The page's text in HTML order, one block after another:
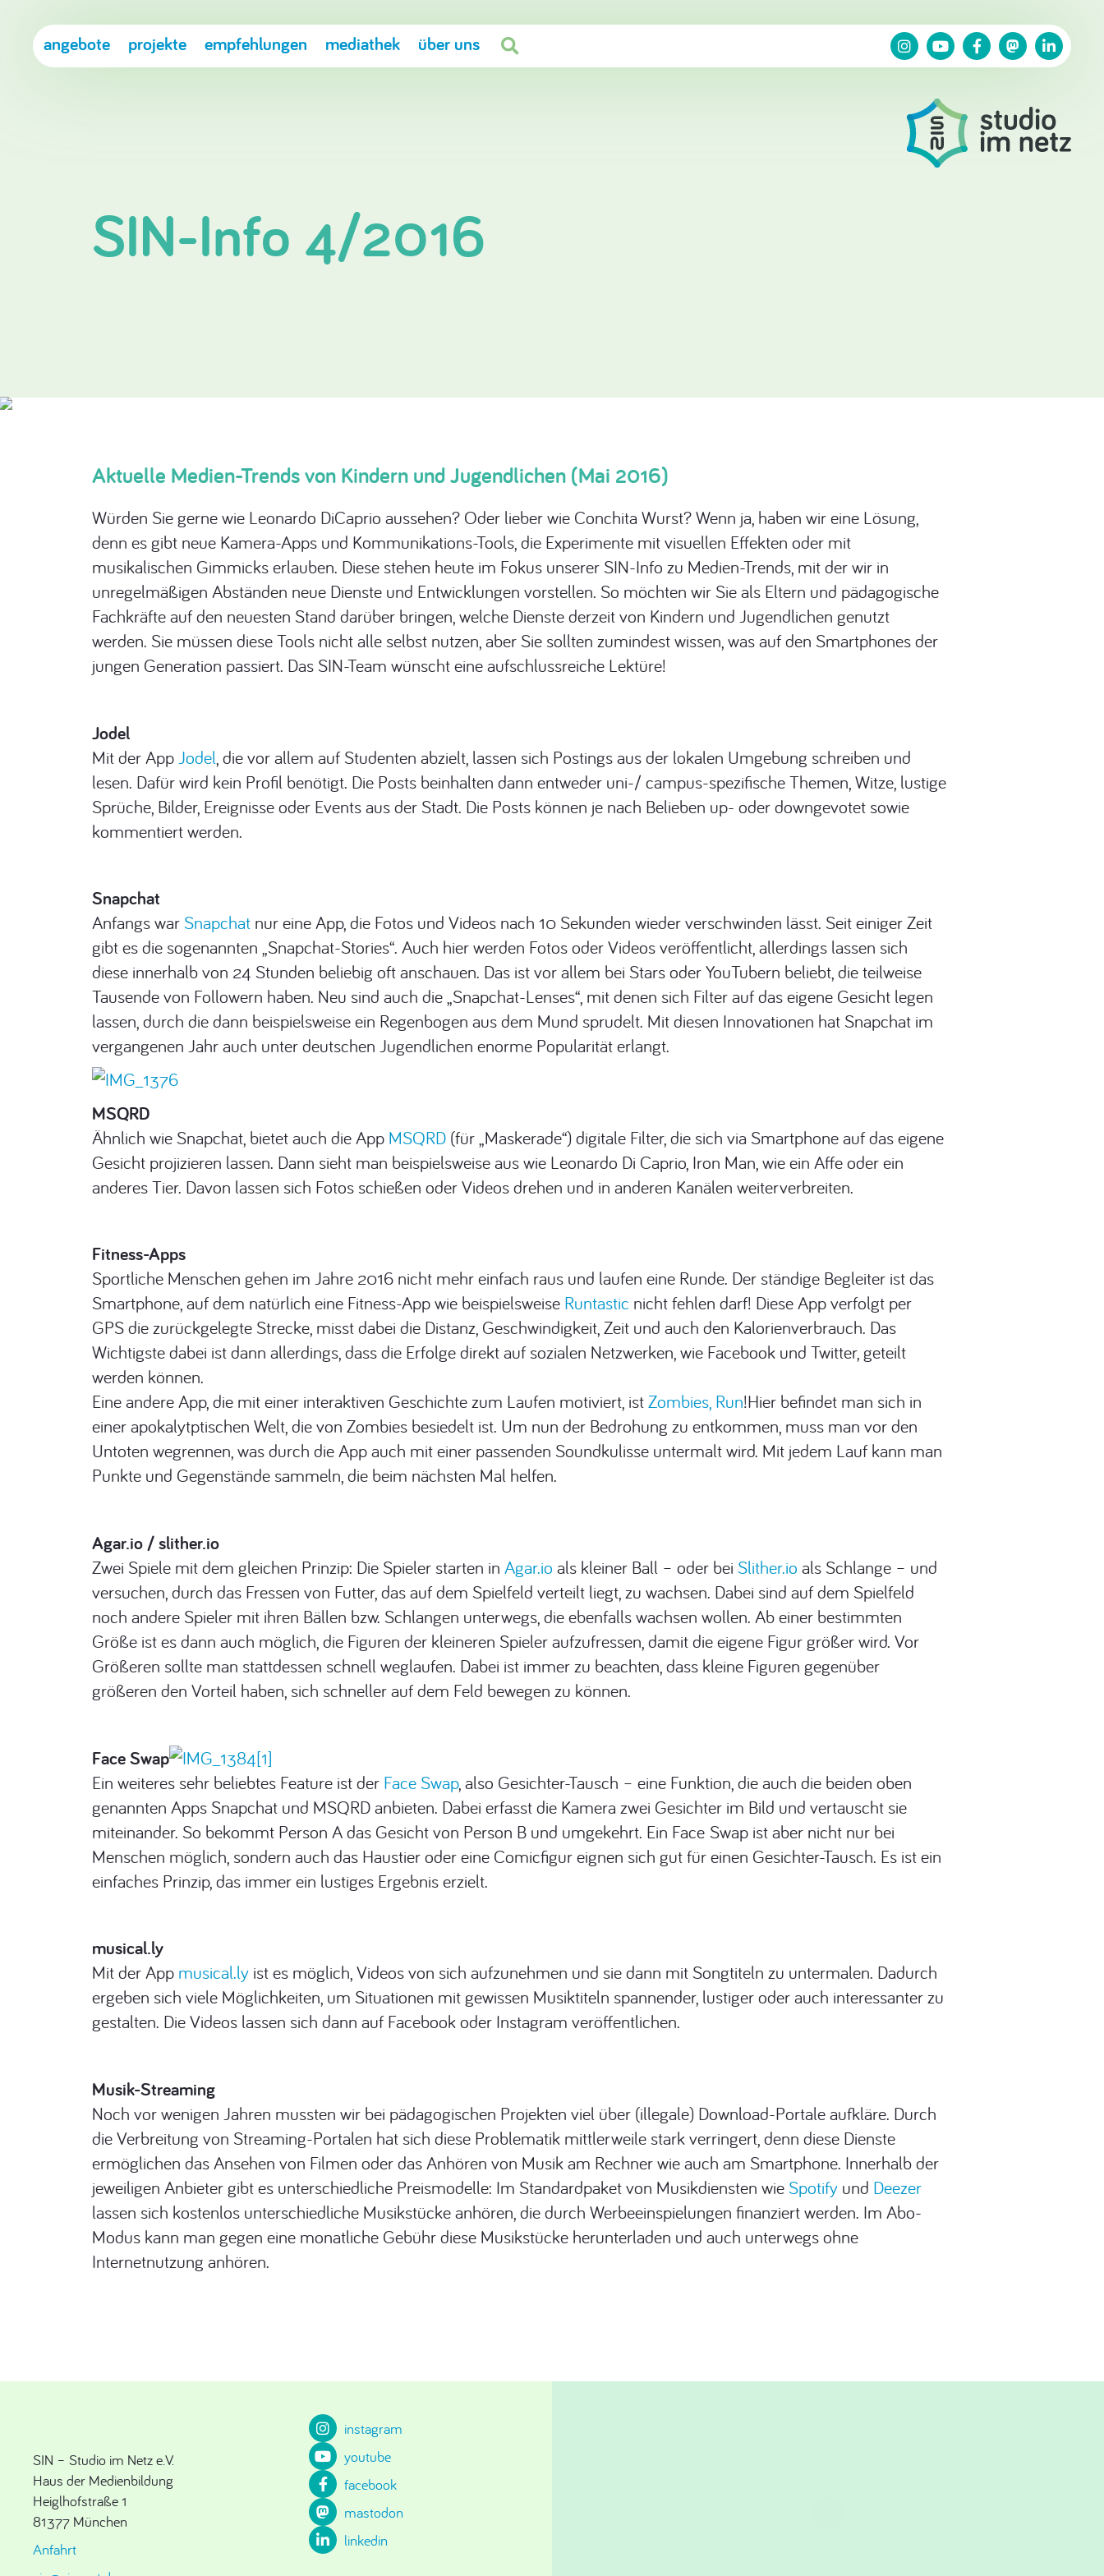
angebote projekte empfehlungen mediathek über uns 
SIN-Info 4/2016
Aktuelle Medien-Trends von Kindern und Jugendlichen (Mai 2016)
Würden Sie gerne wie Leonardo DiCaprio aussehen? Oder lieber wie Conchita Wurst? Wenn ja, haben wir eine Lösung,
denn es gibt neue Kamera-Apps und Kommunikations-Tools, die Experimente mit visuellen Effekten oder mit
musikalischen Gimmicks erlauben. Diese stehen heute im Fokus unserer SIN-Info zu Medien-Trends, mit der wir in
unregelmäßigen Abständen neue Dienste und Entwicklungen vorstellen. So möchten wir Sie als Eltern und pädagogische
Fachkräfte auf den neuesten Stand darüber bringen, welche Dienste derzeit von Kindern und Jugendlichen genutzt
werden. Sie müssen diese Tools nicht alle selbst nutzen, aber Sie sollten zumindest wissen, was auf den Smartphones der
jungen Generation passiert. Das SIN-Team wünscht eine aufschlussreiche Lektüre!
Jodel
Mit der App Jodel , die vor allem auf Studenten abzielt, lassen sich Postings aus der lokalen Umgebung schreiben und
lesen. Dafür wird kein Profil benötigt. Die Posts beinhalten dann entweder uni-/ campus-spezifische Themen, Witze, lustige
Sprüche, Bilder, Ereignisse oder Events aus der Stadt. Die Posts können je nach Belieben up- oder downgevotet sowie
kommentiert werden.
Snapchat
Anfangs warSnapchat nur eine App, die Fotos und Videos nach 10 Sekunden wieder verschwinden lässt. Seit einiger Zeit
gibt es die sogenannten „Snapchat-Stories“. Auch hier werden Fotos oder Videos veröffentlicht, allerdings lassen sich
diese innerhalb von 24 Stunden beliebig oft anschauen. Das ist vor allem bei Stars oder YouTubern beliebt, die teilweise
Tausende von Followern haben. Neu sind auch die „Snapchat-Lenses“, mit denen sich Filter auf das eigene Gesicht legen
lassen, durch die dann beispielsweise ein Regenbogen aus dem Mund sprudelt. Mit diesen Innovationen hat Snapchat im
vergangenen Jahr auch unter deutschen Jugendlichen enorme Popularität erlangt.
MSQRD
Ähnlich wie Snapchat, bietet auch die App MSQRD (für „Maskerade“) digitale Filter, die sich via Smartphone auf das eigene
Gesicht projizieren lassen. Dann sieht man beispielsweise aus wie Leonardo Di Caprio, Iron Man, wie ein Affe oder ein
anderes Tier. Davon lassen sich Fotos schießen oder Videos drehen und in anderen Kanälen weiterverbreiten.
Fitness-Apps
Sportliche Menschen gehen im Jahre 2016 nicht mehr einfach raus und laufen eine Runde. Der ständige Begleiter ist das
Smartphone, auf dem natürlich eine Fitness-App wie beispielsweise Runtastic nicht fehlen darf! Diese App verfolgt per
GPS die zurückgelegte Strecke, misst dabei die Distanz, Geschwindigkeit, Zeit und auch den Kalorienverbrauch. Das
Wichtigste dabei ist dann allerdings, dass die Erfolge direkt auf sozialen Netzwerken, wie Facebook und Twitter, geteilt
werden können.
Eine andere App, die mit einer interaktiven Geschichte zum Laufen motiviert, istZombies, Run!Hier befindet man sich in
einer apokalytptischen Welt, die von Zombies besiedelt ist. Um nun der Bedrohung zu entkommen, muss man vor den
Untoten wegrennen, was durch die App auch mit einer passenden Soundkulisse untermalt wird. Mit jedem Lauf kann man
Punkte und Gegenstände sammeln, die beim nächsten Mal helfen.
Agar.io / slither.io
Zwei Spiele mit dem gleichen Prinzip: Die Spieler starten in Agar.io als kleiner Ball – oder bei Slither.io als Schlange – und
versuchen, durch das Fressen von Futter, das auf dem Spielfeld verteilt liegt, zu wachsen. Dabei sind auf dem Spielfeld
noch andere Spieler mit ihren Bällen bzw. Schlangen unterwegs, die ebenfalls wachsen wollen. Ab einer bestimmten
Größe ist es dann auch möglich, die Figuren der kleineren Spieler aufzufressen, damit die eigene Figur größer wird. Vor
Größeren sollte man stattdessen schnell weglaufen. Dabei ist immer zu beachten, dass kleine Figuren gegenüber
größeren den Vorteil haben, sich schneller auf dem Feld bewegen zu können.
Face Swap
Ein weiteres sehr beliebtes Feature ist der Face Swap, also Gesichter-Tausch – eine Funktion, die auch die beiden oben
genannten Apps Snapchat und MSQRD anbieten. Dabei erfasst die Kamera zwei Gesichter im Bild und vertauscht sie
miteinander. So bekommt Person A das Gesicht von Person B und umgekehrt. Ein Face Swap ist aber nicht nur bei
Menschen möglich, sondern auch das Haustier oder eine Comicfigur eignen sich gut für einen Gesichter-Tausch. Es ist ein
einfaches Prinzip, das immer ein lustiges Ergebnis erzielt.
musical.ly
Mit der App musical.ly ist es möglich, Videos von sich aufzunehmen und sie dann mit Songtiteln zu untermalen. Dadurch
ergeben sich viele Möglichkeiten, um Situationen mit gewissen Musiktiteln spannender, lustiger oder auch interessanter zu
gestalten. Die Videos lassen sich dann auf Facebook oder Instagram veröffentlichen.
Musik-Streaming
Noch vor wenigen Jahren mussten wir bei pädagogischen Projekten viel über (illegale) Download-Portale aufkläre. Durch
die Verbreitung von Streaming-Portalen hat sich diese Problematik mittlerweile stark verringert, denn diese Dienste
ermöglichen das Ansehen von Filmen oder das Anhören von Musik am Rechner wie auch am Smartphone. Innerhalb der
jeweiligen Anbieter gibt es unterschiedliche Preismodelle: Im Standardpaket von Musikdiensten wieSpotify und Deezer
lassen sich kostenlos unterschiedliche Musikstücke anhören, die durch Werbeeinspielungen finanziert werden. Im Abo-
Modus kann man gegen eine monatliche Gebühr diese Musikstücke herunterladen und auch unterwegs ohne
Internetnutzung anhören.
SIN – Studio im Netz e.V.
Haus der Medienbildung
Heiglhofstraße 1
81377 München
Anfahrt
instagram
youtube
facebook
mastodon
linkedin